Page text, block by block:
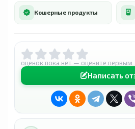
Кошерные продукты
оценок пока нет — оцените первым
Написать